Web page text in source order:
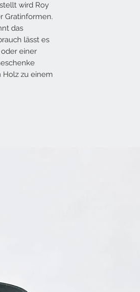
wird Roy
Gratinformen.
das
lässt es
einer
Holz zu einem